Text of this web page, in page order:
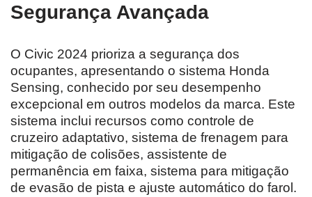
Segurança Avançada
O Civic 2024 prioriza a segurança dos
ocupantes, apresentando o sistema Honda
Sensing, conhecido por seu desempenho
excepcional em outros modelos da marca. Este
sistema inclui recursos como controle de
cruzeiro adaptativo, sistema de frenagem para
mitigação de colisões, assistente de
permanência em faixa, sistema para mitigação
de evasão de pista e ajuste automático do farol.